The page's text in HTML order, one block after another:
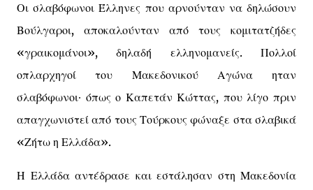
Οι σλαβόφωνοι Έλληνες που αρνούνταν να δηλώσουν
Βούλγαροι, αποκαλούνταν από τους κομιτατζήδες
«γραικομάνοι», δηλαδή ελληνομανείς. Πολλοί
οπλαρχηγοί του Μακεδονικού Αγώνα ηταν
σλαβόφωνοι∙ όπως ο Καπετάν Κώττας, που λίγο πριν
απαγχωνιστεί από τους Τούρκους φώναξε στα σλαβικά
«Ζήτω η Ελλάδα».
Η Ελλάδα αντέδρασε και εστάλησαν στη Μακεδονία